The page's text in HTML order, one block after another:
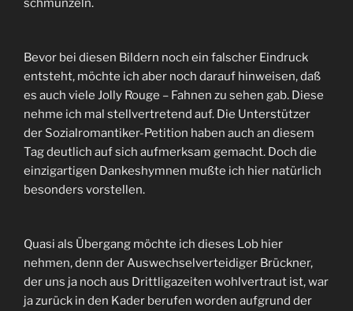
schmunzeln.
Bevor bei diesen Bildern noch ein falscher Eindruck
entsteht, möchte ich aber noch darauf hinweisen, daß
es auch viele Jolly Rouge – Fahnen zu sehen gab. Diese
nehme ich mal stellvertretend auf. Die Unterstützer
der Sozialromantiker-Petition haben auch an diesem
Tag deutlich auf sich aufmerksam gemacht. Doch die
einzigartigen Dankeshymnen mußte ich hier natürlich
besonders vorstellen.
Quasi als Übergang möchte ich dieses Lob hier
nehmen, denn der Auswechselverteidiger Brückner,
der uns ja noch aus Drittligazeiten wohlvertraut ist, war
ja zurück in den Kader berufen worden aufgrund der